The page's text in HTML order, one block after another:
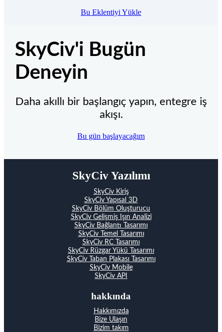
Bu Eklentiyi Yükle
SkyCiv'i Bugün
Deneyin
Daha akıllı bir başlangıç ​​yapın, entegre iş
akışı.
Bu gün başlayacağım
SkyCiv Yazılımı
SkyCiv Kiriş
SkyCiv Yapısal 3D
SkyCiv Bölüm Oluşturucu
SkyCiv Gelişmiş Işın Analizi
SkyCiv Bağlantı Tasarımı
SkyCiv Temel Tasarımı
SkyCiv RC Tasarımı
SkyCiv Rüzgar Yükü Tasarımı
SkyCiv Taban Plakası Tasarımı
SkyCiv Mobile
SkyCiv API
hakkında
Hakkımızda
Bize Ulaşın
Bizim takım